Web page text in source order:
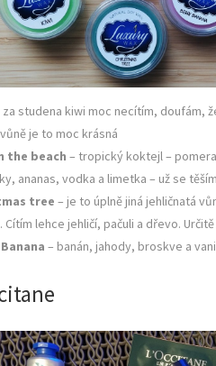
za studena kiwi moc necítím, doufám,
je to moc krásná
the beach – tropický koktejl –
ananas, vodka a limetka – už se
tree – je to úplně jiná jehličnatá
Cítím lehce jehličí, pačuli a dřevo.
– banán, jahody, broskve a